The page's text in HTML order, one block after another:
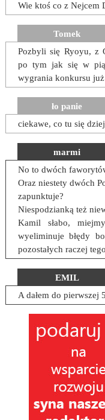
Wie ktoś co z Nejcem
Tomek
Pozbyli się Ryoyu, z
po tym jak się w
wygrania konkursu już
ło panie
ciekawe, co tu się
marmi
No to dwóch
Oraz niestety dwóch
zapunktuje?
Niespodzianką też
Kamil słabo,
wyeliminuje błędy
pozostałych raczej
EMIL
A dałem do pierwszej